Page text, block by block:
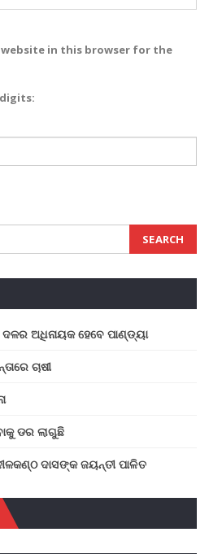
website in this browser for the
ଅଧିନାୟକ ହେବେ ପାଣ୍ଡ୍ୟା
ଚାଷୀ
ଡର ଲାଗୁଛି
ଦାସଙ୍କ ଜୟନ୍ତୀ ପାଳିତ